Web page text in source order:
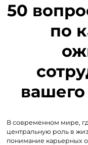
50
по
В современном мире,
центральную роль в
понимание карьерных